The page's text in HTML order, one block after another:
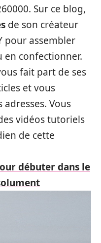
Sur ce blog,
de son créateur
pour assembler
en confectionner.
fait part de ses
et vous
Vous
vidéos tutoriels
de cette
débuter dans le